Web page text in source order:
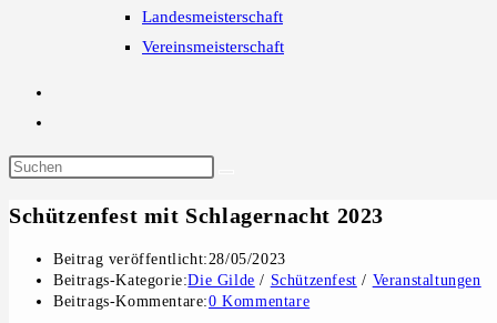
Landesmeisterschaft
Vereinsmeisterschaft
Schützenfest mit Schlagernacht 2023
Beitrag veröffentlicht:28/05/2023
Beitrags-Kategorie:Die Gilde / Schützenfest / Veranstaltungen
Beitrags-Kommentare:0 Kommentare